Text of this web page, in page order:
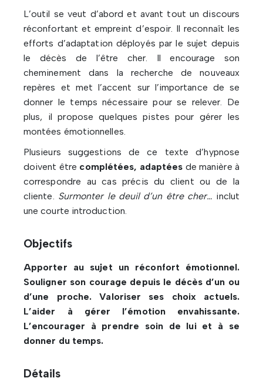
L’outil se veut d’abord et avant tout un discours
réconfortant et empreint d’espoir. Il reconnaît les
efforts d’adaptation déployés par le sujet depuis
le décès de l’être cher. Il encourage son
cheminement dans la recherche de nouveaux
repères et met l’accent sur l’importance de se
donner le temps nécessaire pour se relever. De
plus, il propose quelques pistes pour gérer les
montées émotionnelles.
Plusieurs suggestions de ce texte d’hypnose
doivent être complétées, adaptées de manière à
correspondre au cas précis du client ou de la
cliente. Surmonter le deuil d’un être cher… inclut
une courte introduction.
Objectifs
Apporter au sujet un réconfort émotionnel.
Souligner son courage depuis le décès d’un ou
d’une proche. Valoriser ses choix actuels.
L’aider à gérer l’émotion envahissante.
L’encourager à prendre soin de lui et à se
donner du temps.
Détails